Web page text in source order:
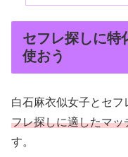
セフレ探しに特
使おう
白石麻衣似女子とセフ
フレ探しに適したマッ
す。